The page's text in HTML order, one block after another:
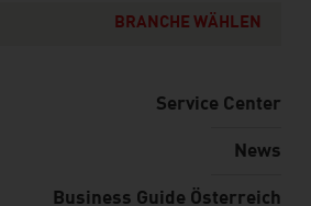
BRANCHE WÄHLEN
Service Center
News
Business Guide Österreich